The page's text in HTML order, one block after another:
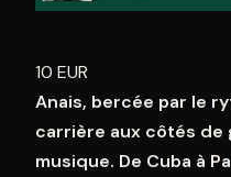
31 1 2
Aujourd'hui
10 EUR
Anais, bercée par le
carrière aux côtés de
musique. De Cuba à